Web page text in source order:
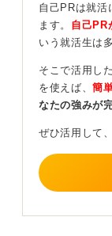
最後の一押
て、貴社に貢
を示す形で締
の熱意が伝わ
単に自分の強
社後にどう活
企業側もあな
なるのです。
この一言が、
自己PRは就活
ます。 自己PR
いう就活生は
そこで活用し
を使えば、簡
なたの強みが
ぜひ活用して